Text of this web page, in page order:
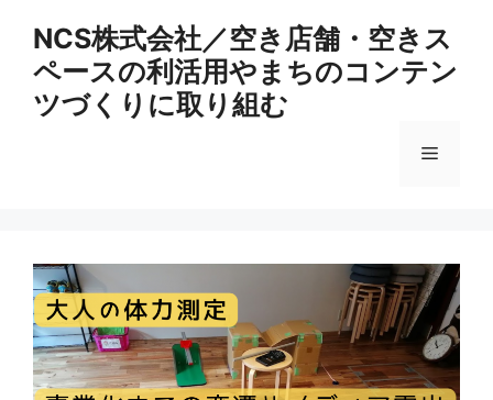
NCS株式会社／空き店舗・空きス
ペースの利活用やまちのコンテン
ツづくりに取り組む
メ
ュ
ー